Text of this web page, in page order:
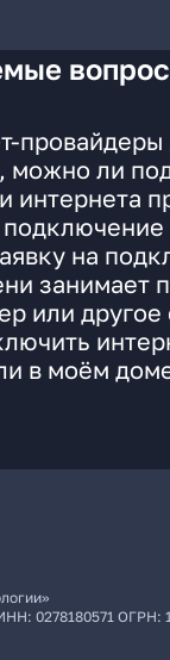
провайдеры
можно ли
интернета
на
занимает
или
в моём
0278180571 ОГРН: